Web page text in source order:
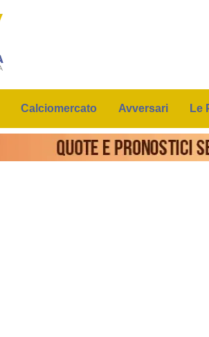
Calciomercato Avversari Le